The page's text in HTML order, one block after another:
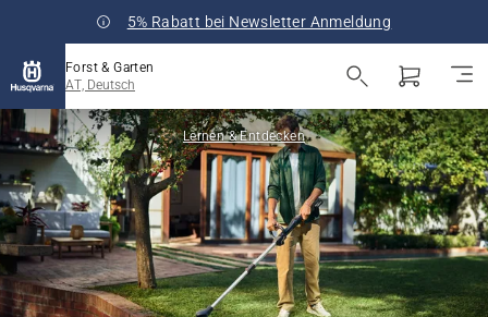
5% Rabatt bei Newsletter Anmeldung
Forst & Garten
AT, Deutsch
Lernen & Entdecken